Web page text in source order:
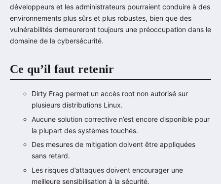
développeurs et les administrateurs pourraient conduire à des
environnements plus sûrs et plus robustes, bien que des
vulnérabilités demeureront toujours une préoccupation dans le
domaine de la cybersécurité.
Ce qu’il faut retenir
Dirty Frag permet un accès root non autorisé sur
plusieurs distributions Linux.
Aucune solution corrective n’est encore disponible pour
la plupart des systèmes touchés.
Des mesures de mitigation doivent être appliquées
sans retard.
Les risques d’attaques doivent encourager une
meilleure sensibilisation à la sécurité.